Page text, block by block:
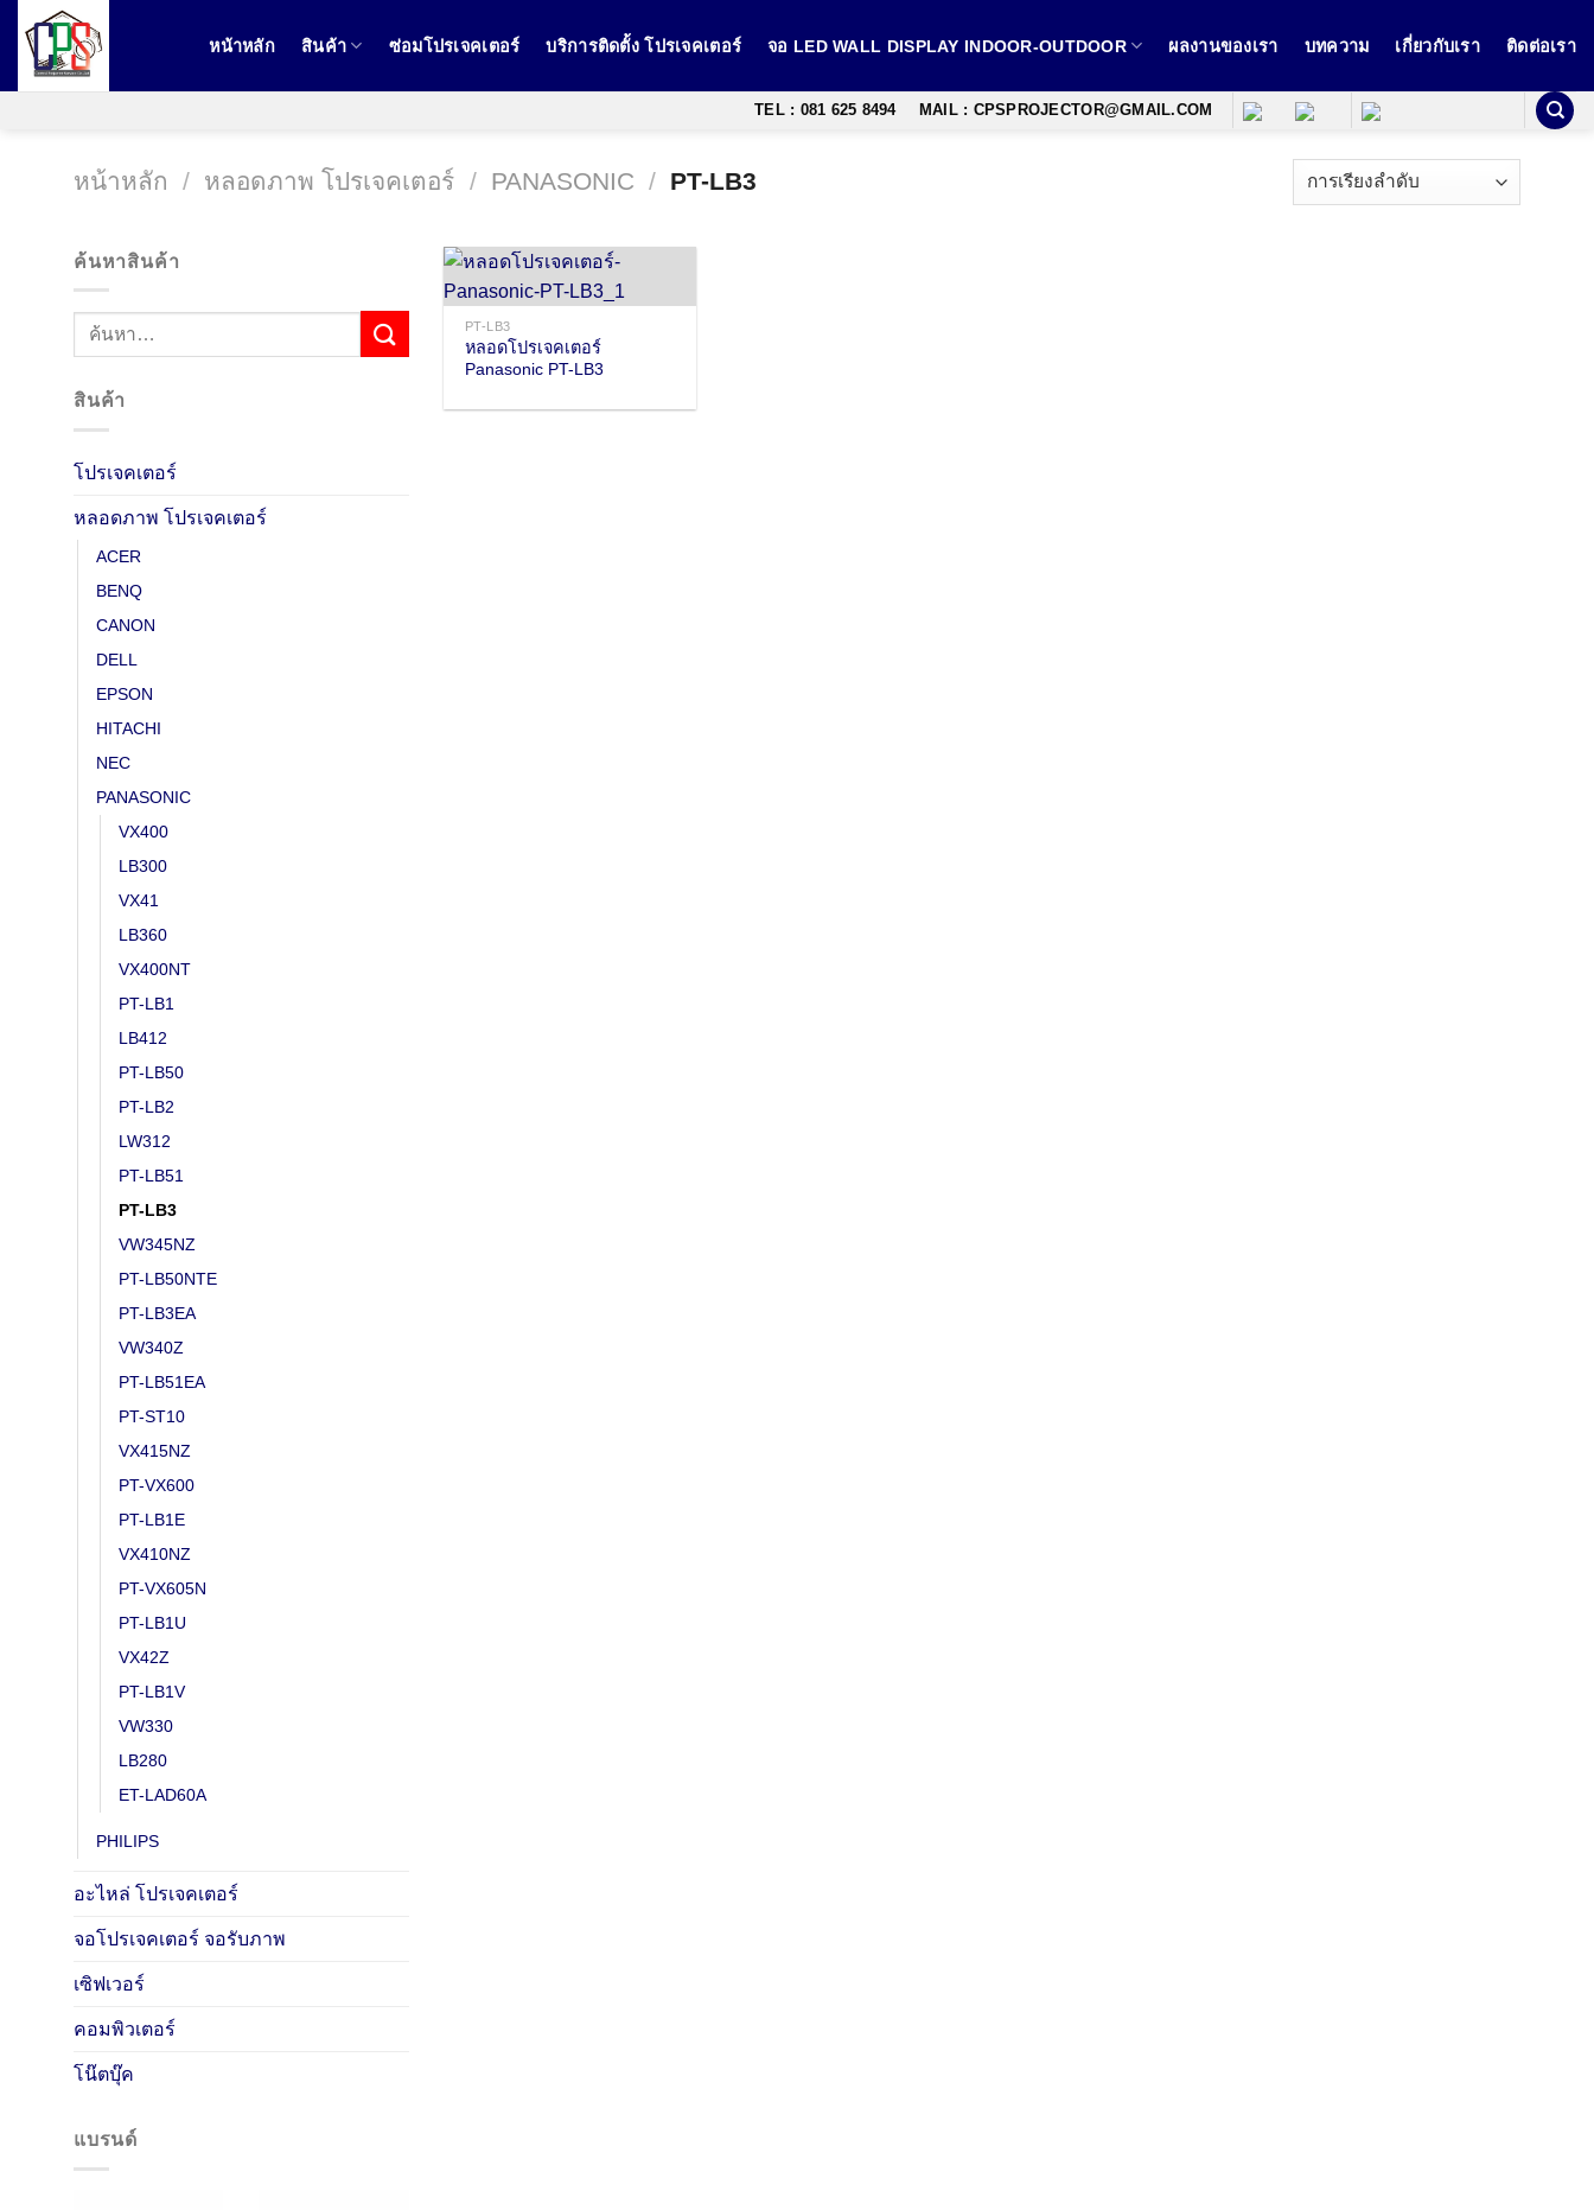
หน้าหลัก สินค้า ซ่อมโปรเจคเตอร์ บริการติดตั้ง โปรเจคเตอร์ จอ LED WALL DISPLAY INDOOR-OUTDOOR ผลงานของเรา บทความ เกี่ยวกับเรา ติดต่อเรา
TEL : 081 625 8494 MAIL : CPSPROJECTOR@GMAIL.COM
หน้าหลัก / หลอดภาพ โปรเจคเตอร์ / PANASONIC / PT-LB3
ค้นหาสินค้า
สินค้า
โปรเจคเตอร์
หลอดภาพ โปรเจคเตอร์
ACER
BENQ
CANON
DELL
EPSON
HITACHI
NEC
PANASONIC
VX400
LB300
VX41
LB360
VX400NT
PT-LB1
LB412
PT-LB50
PT-LB2
LW312
PT-LB51
PT-LB3
VW345NZ
PT-LB50NTE
PT-LB3EA
VW340Z
PT-LB51EA
PT-ST10
VX415NZ
PT-VX600
PT-LB1E
VX410NZ
PT-VX605N
PT-LB1U
VX42Z
PT-LB1V
VW330
LB280
ET-LAD60A
PHILIPS
อะไหล่ โปรเจคเตอร์
จอโปรเจคเตอร์ จอรับภาพ
เซิฟเวอร์
คอมพิวเตอร์
โน๊ตบุ๊ค
แบรนด์
PT-LB3
หลอดโปรเจคเตอร์
Panasonic PT-LB3